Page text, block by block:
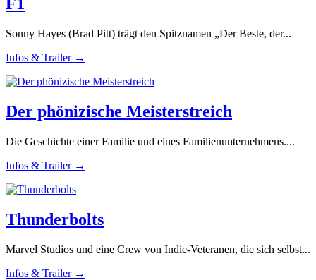
Sonny Hayes (Brad Pitt) trägt den Spitznamen „Der Beste, der...
Infos & Trailer →
Der phönizische Meisterstreich
Die Geschichte einer Familie und eines Familienunternehmens....
Infos & Trailer →
Thunderbolts
Marvel Studios und eine Crew von Indie-Veteranen, die sich selbst...
Infos & Trailer →